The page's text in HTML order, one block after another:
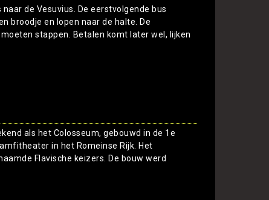
de Vesuvius. De eerstvolgende bus
broodje en lopen naar de halte. De
stappen. Betalen komt later wel, lijken
als het Colosseum, gebouwd in de 1e
in het Romeinse Rijk. Het
Flavische keizers. De bouw werd